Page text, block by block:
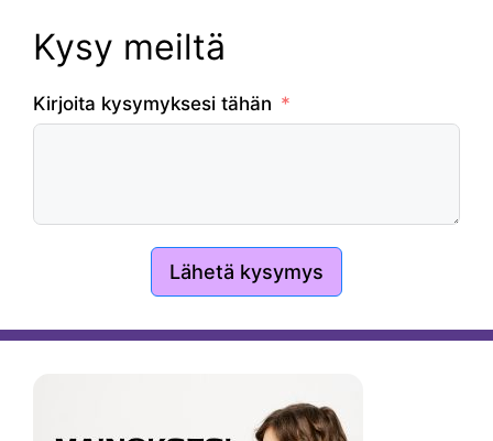
Kysy meiltä
Kirjoita kysymyksesi tähän
Lähetä kysymys